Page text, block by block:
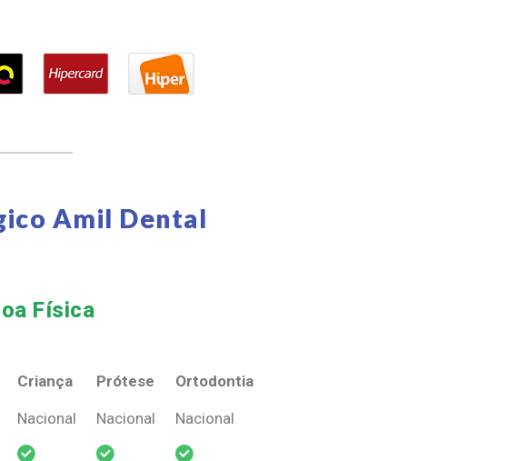
Amil Dental
Física​
Criança Prótese
Ortodontia
Criança Prótese Ortodontia
Nacional Nacional Nacional